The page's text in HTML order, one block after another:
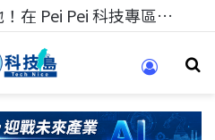
科技專區!